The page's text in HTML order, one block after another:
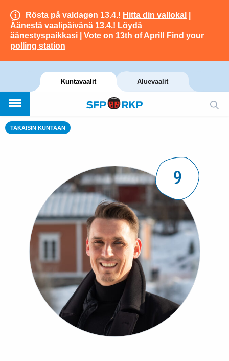
Rösta på valdagen 13.4.! Hitta din vallokal
Äänestä vaalipäivänä 13.4.! Löydä
äänestyspaikkasi | Vote on 13th of April! Find your
polling station
Kuntavaalit Aluevaalit
TAKAISIN KUNTAAN
9